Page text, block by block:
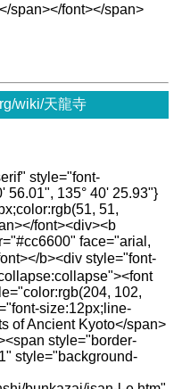
span></font></span>
wiki/天龍寺
style="font-
56.01", 135° 40' 25.93"}
51,
font><div><b
face="arial,
b><div style="font-
102,
size:12px;line-
of Ancient Kyoto</span>
style="border-
style="background-